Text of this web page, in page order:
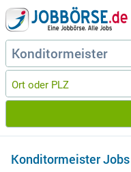
Konditormeister